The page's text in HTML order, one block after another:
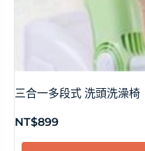
三合一多段式 洗頭洗澡椅
NT$899